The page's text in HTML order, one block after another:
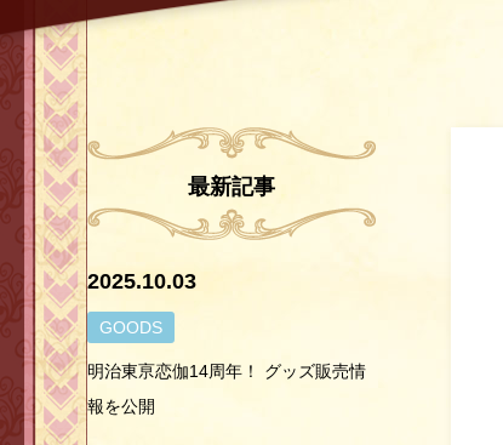
最新記事
2025.10.03
GOODS
明治東亰恋伽14周年！ グッズ販売情
報を公開